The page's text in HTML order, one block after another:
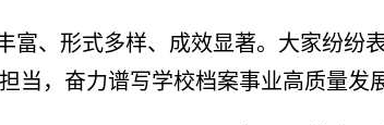
富、形式多样、成效显著。大家纷纷
当，奋力谱写学校档案事业高质量发